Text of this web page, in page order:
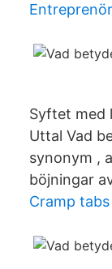
Syftet med
Uttal Vad
synonym ,
böjningar
Cramp tabs